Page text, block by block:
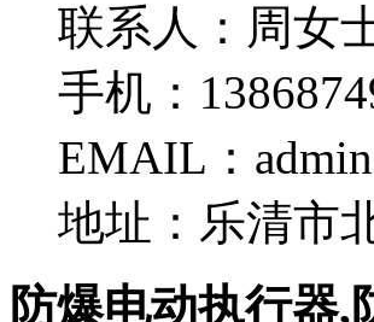
联系人：周女
手机：
EMAIL：
地址：乐清市
防爆电动执行器